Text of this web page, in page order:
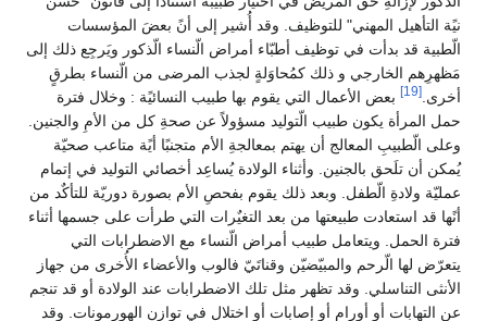
نيًة التأهيل المهني" للتوظيف. وقد أُشير إلى أنً بعضَ المؤسسات
الّطبية قد بدأت في توظيف أطبّاء أمراض الّنساء الّذكور ويَرجِع ذلك إلى
مَظهرِهم الخارجي و ذلك كمُحاوَلةٍ لجذب المرضى من الّنساء بطرقٍ
أخرى. [19]
بعض الأعمال التي يقوم بها طبيب النسائيًة : وخلال فترة
حمل المرأة يكون طبيب الّتوليد مسؤولاً عن صحةِ كل من الأمِ والجنين.
وعلى الّطبيبِ المعالج أن يهتم بمعالجةِ الأم متجنبًا أيًة متاعب صحيّة
يُمكن أن تلَحق بالجنين. وأثناء الولادة يُساعِد أخصائي التوليد في إتمام
عمليّة ولادةِ الّطفل. وبعد ذلك يقوم بفحصِ الأم بصورة دوريّة للتأكٌد من
أنًها قد استعادت طبيعتها من بعد التغيٌرات التي طرأت على جسمها أثناء
فترة الحمل. ويتعامل طبيب أمراض الّنساء مع الاضطرابات التي
يتعرّض لها الّرحم والمبيّضيّن وقناتَيّ فالوب والأعضاء الأُخرى من جهاز
الأنثى التناسلي. وقد تظهر مثل تلك الاضطرابات عند الولادة أو قد تنجم
عن التهابات أو أورام أو إصابات أو اختلال في توازن الهورمونات. وقد